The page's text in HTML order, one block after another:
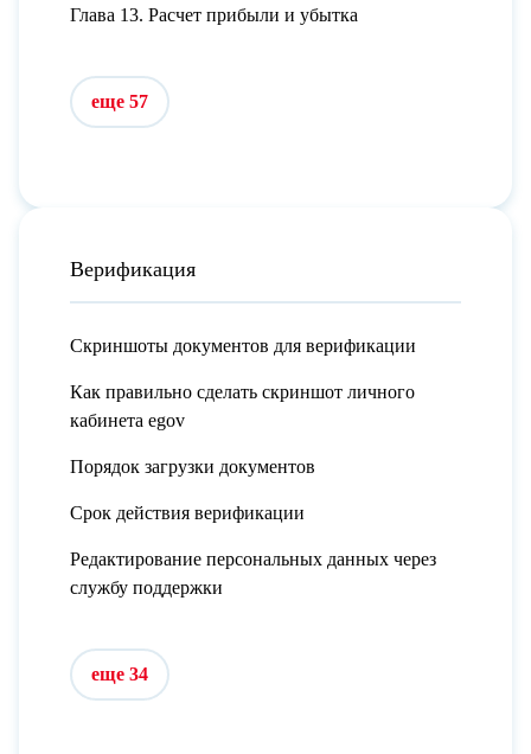
Глава 13. Расчет прибыли и убытка
еще 57
Верификация
Скриншоты документов для верификации
Как правильно сделать скриншот личного
кабинета egov
Порядок загрузки документов
Срок действия верификации
Редактирование персональных данных через
службу поддержки
еще 34